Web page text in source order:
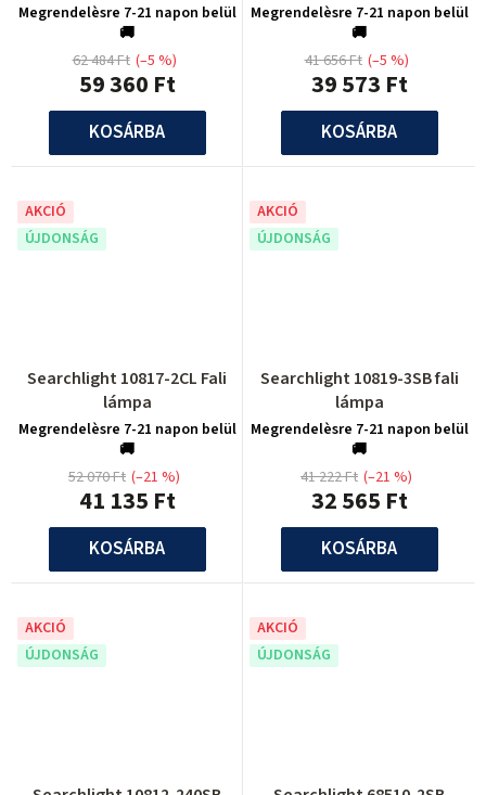
Megrendelèsre 7-21 napon belül
🚚
59 360 Ft
62 484 Ft (–5 %)
KOSÁRBA
Megrendelèsre 7-21 napon belül
🚚
39 573 Ft
41 656 Ft (–5 %)
KOSÁRBA
AKCIÓ
ÚJDONSÁG
Searchlight 10817-2CL Fali
lámpa
Megrendelèsre 7-21 napon belül
🚚
41 135 Ft
52 070 Ft (–21 %)
KOSÁRBA
AKCIÓ
ÚJDONSÁG
Searchlight 10819-3SB fali
lámpa
Megrendelèsre 7-21 napon belül
🚚
32 565 Ft
41 222 Ft (–21 %)
KOSÁRBA
AKCIÓ
ÚJDONSÁG
AKCIÓ
ÚJDONSÁG